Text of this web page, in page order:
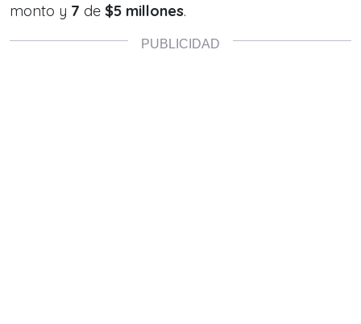
monto y 7 de $5 millones.